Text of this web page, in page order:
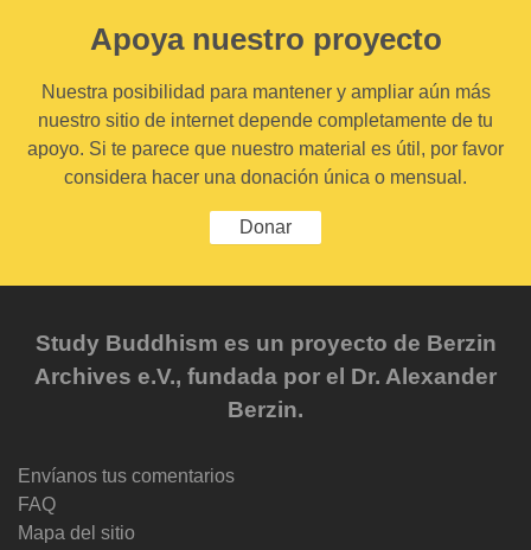
Apoya nuestro proyecto
Nuestra posibilidad para mantener y ampliar aún más
nuestro sitio de internet depende completamente de tu
apoyo. Si te parece que nuestro material es útil, por favor
considera hacer una donación única o mensual.
Donar
Study Buddhism es un proyecto de Berzin
Archives e.V., fundada por el Dr. Alexander
Berzin.
Envíanos tus comentarios
FAQ
Mapa del sitio